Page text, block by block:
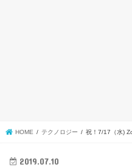
HOME テクノロジー 祝！7/17（水)
2019.07.10